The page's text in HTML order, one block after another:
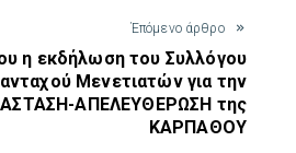
Έπόμενο άρθρο
η εκδήλωση του Συλλόγου
Μενετιατών για την
ΑΠΕΛΕΥΘΕΡΩΣΗ της
ΚΑΡΠΑΘΟΥ